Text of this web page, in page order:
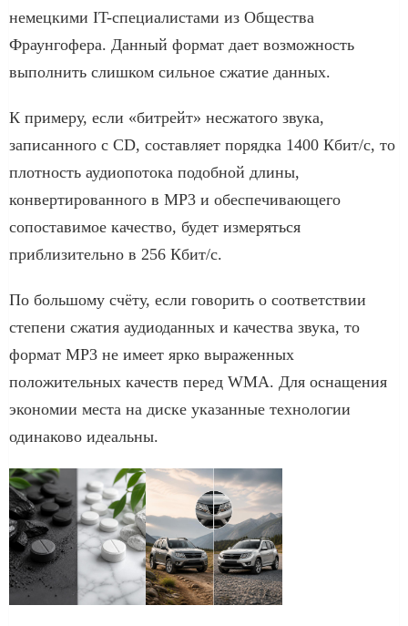
немецкими IT-специалистами из Общества
Фраунгофера. Данный формат дает возможность
выполнить слишком сильное сжатие данных.
К примеру, если «битрейт» несжатого звука,
записанного с CD, составляет порядка 1400 Кбит/с, то
плотность аудиопотока подобной длины,
конвертированного в MP3 и обеспечивающего
сопоставимое качество, будет измеряться
приблизительно в 256 Кбит/с.
По большому счёту, если говорить о соответствии
степени сжатия аудиоданных и качества звука, то
формат MP3 не имеет ярко выраженных
положительных качеств перед WMA. Для оснащения
экономии места на диске указанные технологии
одинаково идеальны.